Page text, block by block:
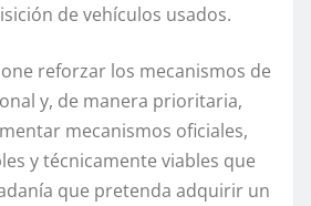
de vehículos usados.
reforzar los mecanismos de
y, de manera prioritaria,
mecanismos oficiales,
y técnicamente viables que
que pretenda adquirir un